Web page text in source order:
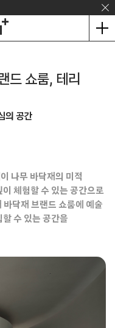
드 쇼룸, 테리
의 공간
나무 바닥재의 미적
체험할 수 있는 공간으로
닥재 브랜드 쇼룸에 예술
수 있는 공간을